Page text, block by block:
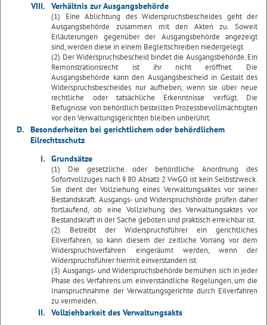
VIII. Verhältnis zur Ausgangsbehörde
(1) Eine Ablichtung des Widerspruchsbescheides geht der
Ausgangsbehörde zusammen mit den Akten zu. Soweit
Erläuterungen gegenüber der Ausgangsbehörde angezeigt
sind, werden diese in einem Begleitschreiben niedergelegt.
(2) Der Widerspruchsbescheid bindet die Ausgangsbehörde. Ein
Remonstrationsrecht ist ihr nicht eröffnet. Die
Ausgangsbehörde kann den Ausgangsbescheid in Gestalt des
Widerspruchsbescheides nur aufheben, wenn sie über neue
rechtliche oder tatsächliche Erkenntnisse verfügt. Die
Befugnisse von behördlich bestellten Prozessbevollmächtigten
vor den Verwaltungsgerichten bleiben unberührt.
D.
Besonderheiten bei gerichtlichem oder behördlichem
Eilrechtsschutz
I.
Grundsätze
(1) Die gesetzliche oder behördliche Anordnung des
Sofortvollzuges nach § 80 Absatz 2 VwGO ist kein Selbstzweck.
Sie dient der Vollziehung eines Verwaltungsaktes vor seiner
Bestandskraft. Ausgangs- und Widerspruchshörde prüfen daher
fortlaufend, ob eine Vollziehung des Verwaltungsaktes vor
Bestandskraft in der Sache geboten und praktisch erreichbar ist.
(2) Betreibt der Widerspruchsführer ein gerichtliches
Eilverfahren, so kann diesem der zeitliche Vorrang vor dem
Widerspruchsverfahren eingeräumt werden, wenn der
Widerspruchsführer hiermit einverstanden ist.
(3) Ausgangs- und Widerspruchsbehörde bemühen sich in jeder
Phase des Verfahrens um einverständliche Regelungen, um die
Inanspruchnahme der Verwaltungsgerichte durch Eilverfahren
zu vermeiden.
II.
Vollziehbarkeit des Verwaltungsakts